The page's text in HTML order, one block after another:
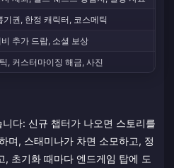
기권, 한정 캐릭터, 코스메틱
추가 드랍, 소셜 보상
, 커스터마이징 해금, 사진
다: 신규 챕터가 나오면 스토리를
며, 스태미나가 차면 소모하고, 정
, 초기화 때마다 엔드게임 탑에 도